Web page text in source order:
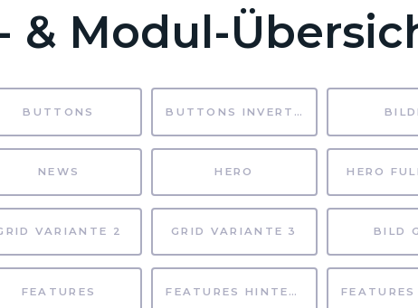
& Modul-
BUTTONS BUTTONS INVERTIERT
NEWS HERO HERO
VARIANTE 2 GRID VARIANTE 3 BILD
FEATURES FEATURES HINTERGRUND